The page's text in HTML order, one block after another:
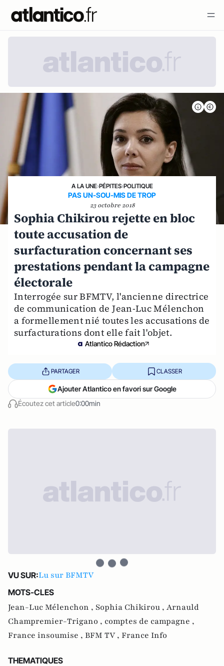
A LA UNE›PÉPITES›POLITIQUE
PAS UN-SOU-MIS DE TROP
23 octobre 2018
Sophia Chikirou rejette en bloc
toute accusation de
surfacturation concernant ses
prestations pendant la campagne
électorale
Interrogée sur BFMTV, l'ancienne directrice
de communication de Jean-Luc Mélenchon
a formellement nié toutes les accusations de
surfacturations dont elle fait l'objet.
Atlantico Rédaction
Écoutez cet article0:00min
PARTAGER CLASSER
Ajouter Atlantico en favori sur Google
VU SUR:Lu sur BFMTV
MOTS-CLES
Jean-Luc Mélenchon , Sophia Chikirou , Arnauld
Champremier-Trigano , comptes de campagne ,
France insoumise , BFM TV , France Info
THEMATIQUES